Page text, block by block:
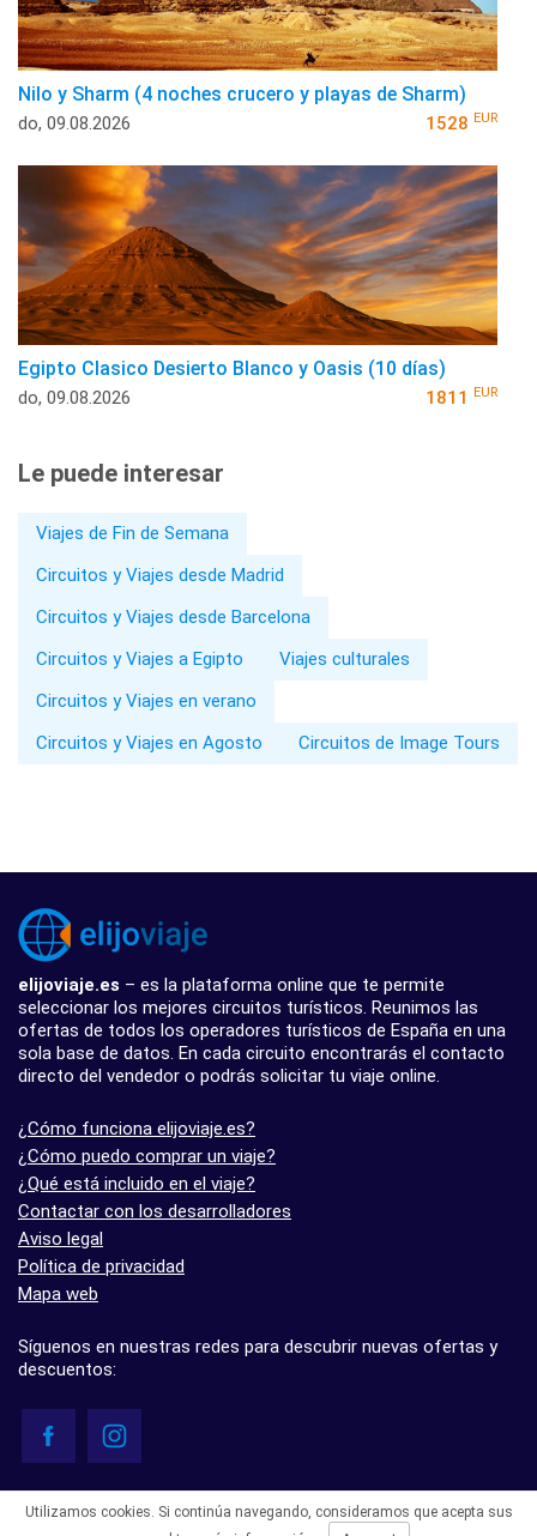
Nilo y Sharm (4 noches crucero y playas de Sharm)
do, 09.08.2026 1528 EUR
Egipto Clasico Desierto Blanco y Oasis (10 días)
do, 09.08.2026 1811 EUR
Le puede interesar
Viajes de Fin de Semana
Circuitos y Viajes desde Madrid
Circuitos y Viajes desde Barcelona
Circuitos y Viajes a Egipto
Viajes culturales
Circuitos y Viajes en verano
Circuitos y Viajes en Agosto
Circuitos de Image Tours
elijoviaje.es – es la plataforma online que te permite
seleccionar los mejores circuitos turísticos. Reunimos las
ofertas de todos los operadores turísticos de España en una
sola base de datos. En cada circuito encontrarás el contacto
directo del vendedor o podrás solicitar tu viaje online.
¿Cómo funciona elijoviaje.es?
¿Cómo puedo comprar un viaje?
¿Qué está incluido en el viaje?
Contactar con los desarrolladores
Aviso legal
Política de privacidad
Mapa web
Síguenos en nuestras redes para descubrir nuevas ofertas y
descuentos:
- 5.0 basado en 7 opiniones
Utilizamos cookies. Si continúa navegando, consideramos que acepta sus